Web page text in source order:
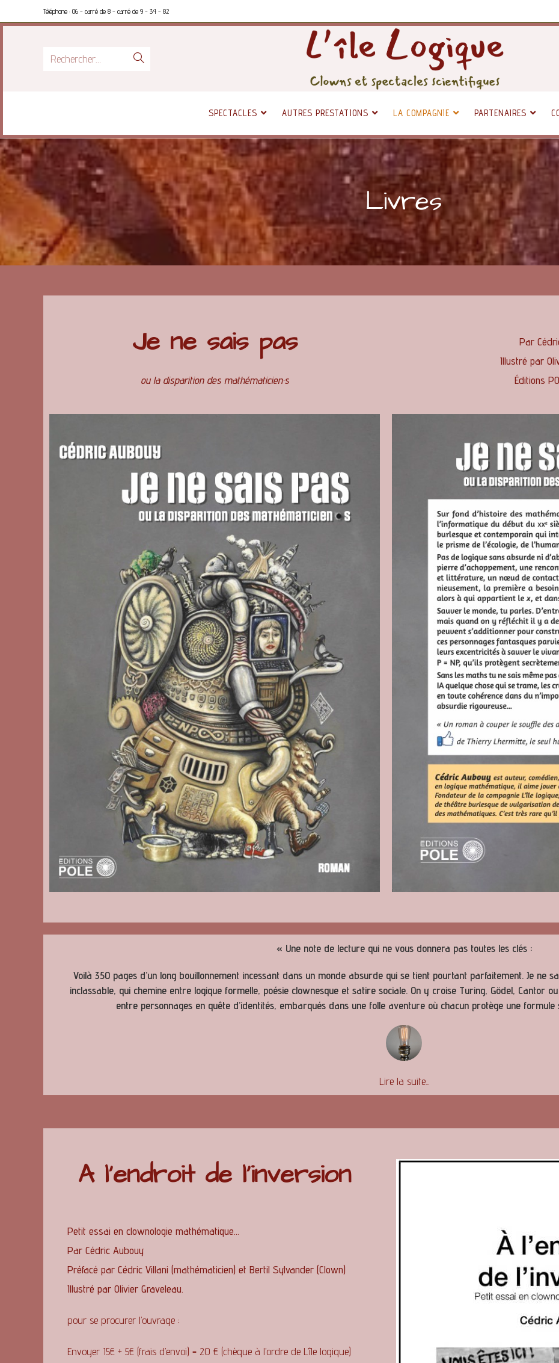
Téléphone : 06 - carré de 8 - carré de 9 - 34 - 82
Rechercher…
SPECTACLES AUTRES PRESTATIONS LA COMPAGNIE PARTENAIRES
Livres
Je ne sais pas
ou la disparition des mathématicien·s
Par
Illustré par
Éditions
« Une note de lecture qui ne vous donnera pas toutes les clés :
Voilà 350 pages d’un long bouillonnement incessant dans un monde absurde qui se tient pourtant parfaitement. Je
inclassable, qui chemine entre logique formelle, poésie clownesque et satire sociale. On y croise Turing, Gödel, Cantor
entre personnages en quête d’identités, embarqués dans une folle aventure où chacun protège une
Lire la suite...
A l'endroit de l'inversion
Petit essai en clownologie mathématique…
Par Cédric Aubouy
Préfacé par Cédric Villani (mathématicien) et Bertil Sylvander (Clown)
Illustré par Olivier Graveleau.
pour se procurer l’ouvrage :
Envoyer 15€ + 5€ (frais d’envoi) = 20 € (chèque à l’ordre de L’île logique)